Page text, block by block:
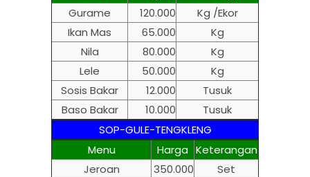
Gurame
120.000
Kg /Ekor
Ikan Mas
65.000
Kg
Nila
80.000
Kg
Lele
50.000
Kg
Sosis Bakar
12.000
Tusuk
Baso Bakar
10.000
Tusuk
SOP-GULE-TENGKLENG
Menu
Harga Keterangan
Jeroan
350.000
Set